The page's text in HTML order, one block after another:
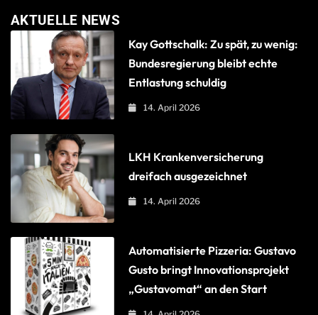
AKTUELLE NEWS
Kay Gottschalk: Zu spät, zu wenig:
Bundesregierung bleibt echte
Entlastung schuldig
14. April 2026
LKH Krankenversicherung
dreifach ausgezeichnet
14. April 2026
Automatisierte Pizzeria: Gustavo
Gusto bringt Innovationsprojekt
„Gustavomat“ an den Start